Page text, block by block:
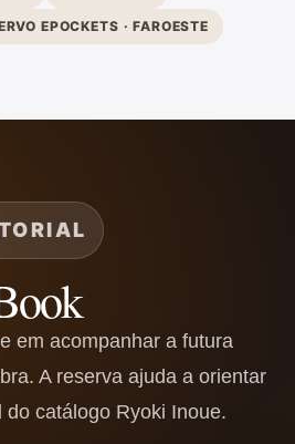
EPOCKETS · FAROESTE
em acompanhar a futura
A reserva ajuda a orientar
catálogo Ryoki Inoue.